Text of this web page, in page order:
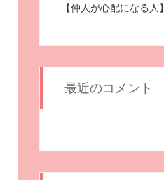
【仲人が心配になる人】
最近のコメント